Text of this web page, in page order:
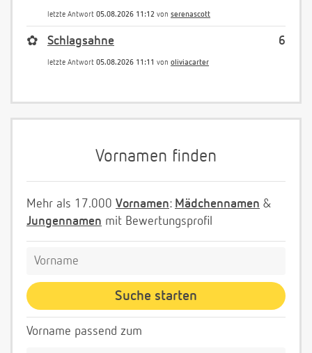
letzte Antwort 05.08.2026 11:12 von serenascott
6
✿ Schlagsahne
letzte Antwort 05.08.2026 11:11 von oliviacarter
Vornamen finden
Mehr als 17.000 Vornamen: Mädchennamen &
Jungennamen mit Bewertungsprofil
Vorname passend zum